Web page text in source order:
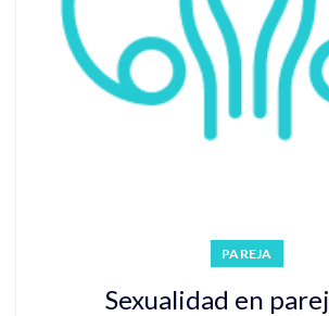
PAREJA
Sexualidad en